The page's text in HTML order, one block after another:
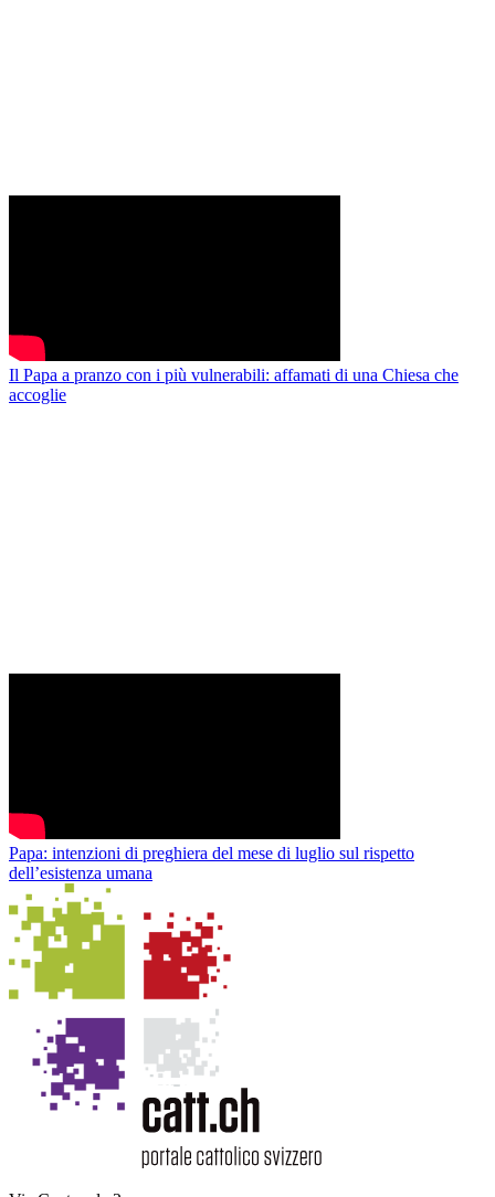
Il Papa a pranzo con i più vulnerabili: affamati di una Chiesa che
accoglie
Papa: intenzioni di preghiera del mese di luglio sul rispetto
dell’esistenza umana